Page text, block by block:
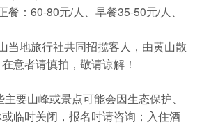
餐：60-80元/人、早餐35-50元/人、
当地旅行社共同招揽客人，由黄山散
意者请慎拍，敬请谅解！
要山峰或景点可能会因生态保护、
临时关闭，报名时请咨询；入住酒